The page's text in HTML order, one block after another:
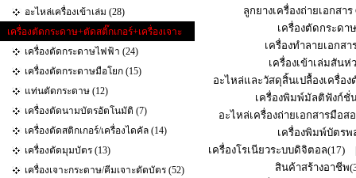
อะไหล่เครื่องเข้าเล่ม (28)
เครื่องตัดกระดาษ+ตัดสติ๊กเกอร์+เครื่องเจาะ
เครื่องตัดกระดาษไฟฟ้า (24)
เครื่องตัดกระดาษมือโยก (15)
แท่นตัดกระดาษ (12)
เครื่องตัดนามบัตรอัตโนมัติ (7)
เครื่องตัดสติกเกอร์/เครื่องไดคัล (14)
เครื่องตัดมุมบัตร (13)
เครื่องเจาะกระดาษ/คีมเจาะตัดบัตร (52)
ลูกยางเครื่องถ่ายเอกสาร
เครื่องตัดกระดา
เครื่องทำลายเอกส
เครื่องเข้าเล่มสันห่
อะไหล่และวัสดุสิ้นเปลื้องเครื่อง
เครื่องพิมพ์มัลติฟังก์ชั่
อะไหล่เครื่องถ่ายเอกสารมือสอ
เครื่องพิมพ์บัตรพ
เครื่องโรเนียวระบบดิจิตอล(17)
สินค้าสร้างอาชีพ